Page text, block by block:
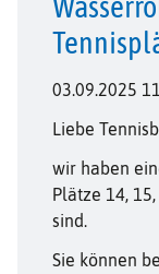
03.09.2025
Liebe
wir haben
Plätze 14,
sind.
Sie können